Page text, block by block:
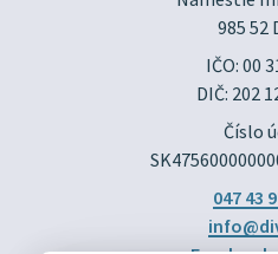
985 52
IČO: 00
DIČ: 202
Číslo
047 43